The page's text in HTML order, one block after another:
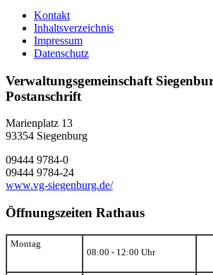
Kontakt
Inhaltsverzeichnis
Impressum
Datenschutz
Verwaltungsgemeinschaft
Postanschrift
Marienplatz 13
93354 Siegenburg
09444 9784-0
09444 9784-24
www.vg-siegenburg.de/
Öffnungszeiten Rathaus
Montag
08:00 - 12:00 Uhr